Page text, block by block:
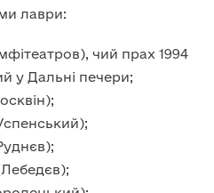
лаври:
чий прах 1994
у Дальні печери;